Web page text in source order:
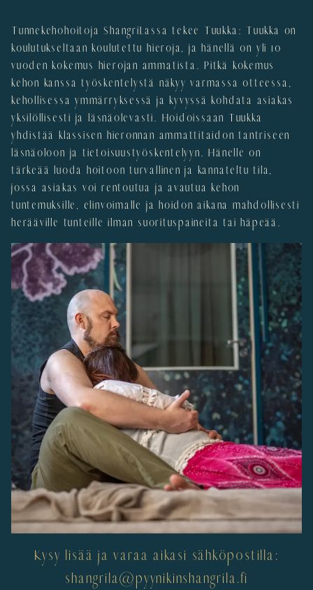
Tunnekehohoitoja ShangriLassa tekee Tuukka: Tuukka on
koulutukseltaan koulutettu hieroja, ja hänellä on yli 10
vuoden kokemus hierojan ammatista. Pitkä kokemus
kehon kanssa työskentelystä näkyy varmassa otteessa,
kehollisessa ymmärryksessä ja kyvyssä kohdata asiakas
yksilöllisesti ja läsnäolevasti. Hoidoissaan Tuukka
yhdistää klassisen hieronnan ammattitaidon tantriseen
läsnäoloon ja tietoisuustyöskentelyyn. Hänelle on
tärkeää luoda hoitoon turvallinen ja kannateltu tila,
jossa asiakas voi rentoutua ja avautua kehon
tuntemuksille, elinvoimalle ja hoidon aikana mahdollisesti
herääville tunteille ilman suorituspaineita tai häpeää.
Kysy lisää ja varaa aikasi sähköpostilla:
shangrila@pyynikinshangrila.fi